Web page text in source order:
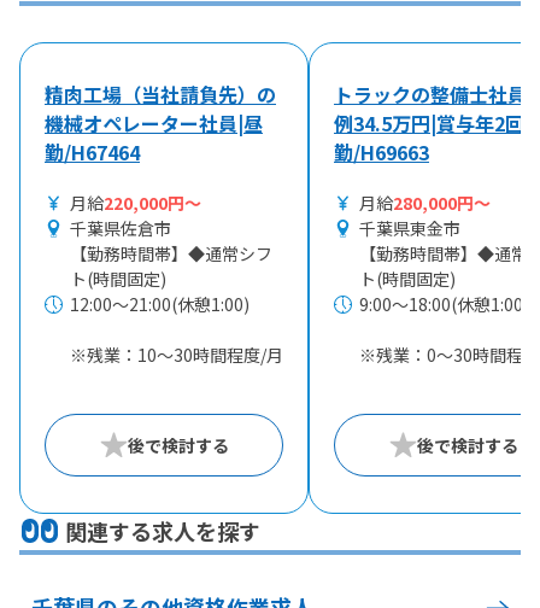
精肉工場（当社請負先）の
機械オペレーター社員|昼
勤/H67464
月給220,000円～
千葉県佐倉市
【勤務時間帯】◆通常シフ
ト(時間固定)
12:00〜21:00(休憩1:00)
※残業：10〜30時間程度/月
トラックの整備士社員|
例34.5万円|賞与年2回|
勤/H69663
月給280,000円～
千葉県東金市
【勤務時間帯】◆通常
ト(時間固定)
9:00〜18:00(休憩1:00)
※残業：0〜30時間程
関連する求人を探す